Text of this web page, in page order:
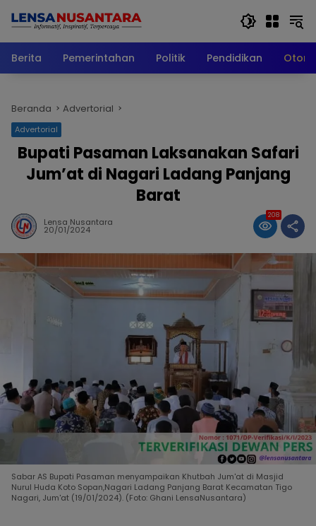
Berita
Pemerintahan Politik Pendidikan
Beranda Advertorial
Advertorial
Bupati Pasaman Laksanakan Safari
Jum’at di Nagari Ladang Panjang
Barat
Lensa Nusantara
20/01/2024
208
Sabar AS Bupati Pasaman menyampaikan Khutbah Jum'at di Masjid
Nurul Huda Koto Sopan,Nagari Ladang Panjang Barat Kecamatan Tigo
Nagari, Jum'at (19/01/2024). (Foto: Ghani LensaNusantara)